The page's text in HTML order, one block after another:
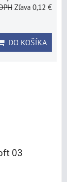
Zľava 0,12 €
DO KOŠÍKA
03